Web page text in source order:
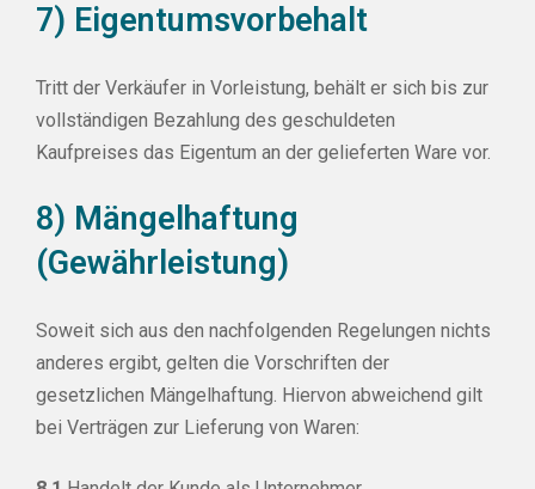
7) Eigentumsvorbehalt
Tritt der Verkäufer in Vorleistung, behält er sich bis zur
vollständigen Bezahlung des geschuldeten
Kaufpreises das Eigentum an der gelieferten Ware vor.
8) Mängelhaftung
(Gewährleistung)
Soweit sich aus den nachfolgenden Regelungen nichts
anderes ergibt, gelten die Vorschriften der
gesetzlichen Mängelhaftung. Hiervon abweichend gilt
bei Verträgen zur Lieferung von Waren: